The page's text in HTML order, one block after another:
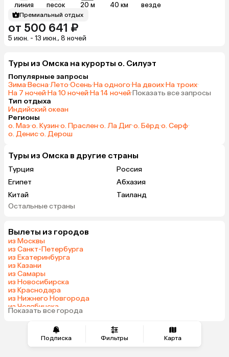
Подписка Фильтры Карта
линия песок 20 м 40 км везде
Премиальный отдых
от 500 641 ₽
5 июн. - 13 июн., 8 ночей
Туры из Омска на курорты о. Силуэт
Популярные запросы
Зима·Весна·Лето·Осень·На одного·На двоих·На троих·
На 7 ночей·На 10 ночей·На 14 ночей·Показать все запросы
Тип отдыха
Индийский океан
Регионы
о. Маэ·о. Кузин·о. Праслен·о. Ла Диг·о. Бёрд·о. Серф·
о. Денис·о. Дерош
Туры из Омска в другие страны
Турция
Россия
Египет
Абхазия
Китай
Таиланд
Вьетнам
Беларусь
Шри-Ланка
Азербайджан
Сербия
Киргизия
Саудовская Аравия
Венгрия
Остальные страны
Вылеты из городов
из Москвы
из Санкт-Петербурга
из Екатеринбурга
из Казани
из Самары
из Новосибирска
из Краснодара
из Нижнего Новгорода
из Челябинска
из Тюмени
Показать все города